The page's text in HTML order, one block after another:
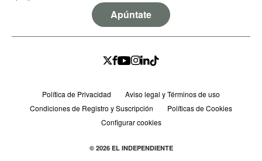
Apúntate
Política de Privacidad
Aviso legal y Términos de uso
Condiciones de Registro y Suscripción
Políticas de Cookies
Configurar cookies
© 2026 EL INDEPENDIENTE